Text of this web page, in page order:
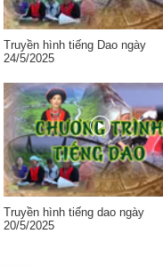
Truyền hình tiếng Dao ngày
24/5/2025
Truyền hình tiếng dao ngày
20/5/2025